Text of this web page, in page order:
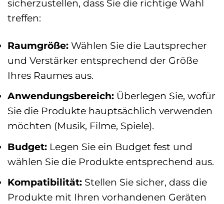
sicherzustellen, dass Sie die richtige Wahl
treffen:
Raumgröße: Wählen Sie die Lautsprecher
und Verstärker entsprechend der Größe
Ihres Raumes aus.
Anwendungsbereich: Überlegen Sie, wofür
Sie die Produkte hauptsächlich verwenden
möchten (Musik, Filme, Spiele).
Budget: Legen Sie ein Budget fest und
wählen Sie die Produkte entsprechend aus.
Kompatibilität: Stellen Sie sicher, dass die
Produkte mit Ihren vorhandenen Geräten